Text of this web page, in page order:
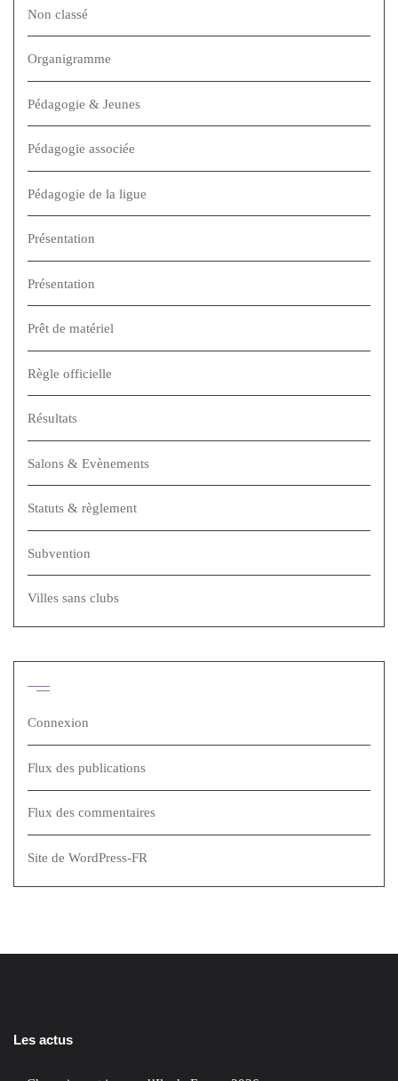
Non classé
Organigramme
Pédagogie & Jeunes
Pédagogie associée
Pédagogie de la ligue
Présentation
Présentation
Prêt de matériel
Règle officielle
Résultats
Salons & Evènements
Statuts & règlement
Subvention
Villes sans clubs
Connexion
Flux des publications
Flux des commentaires
Site de WordPress-FR
Les actus